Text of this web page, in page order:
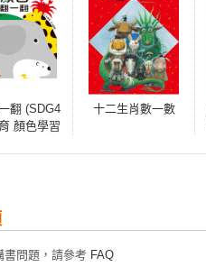
翻 (SDG4
顏色學習
十二生肖數一數
書問題，請參考 FAQ